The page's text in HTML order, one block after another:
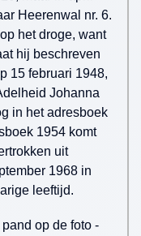
Heerenwal nr. 6.
het droge, want
hij beschreven
15 februari 1948,
Johanna
in het adresboek
1954 komt
uit
1968 in
leeftijd.
op de foto -